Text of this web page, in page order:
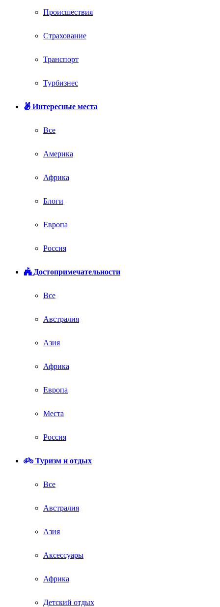
Происшествия
Страхование
Транспорт
Турбизнес
Интересные места
Все
Америка
Африка
Блоги
Европа
Россия
Достопримечательности
Все
Австралия
Азия
Африка
Европа
Места
Россия
Туризм и отдых
Все
Австралия
Азия
Аксессуары
Африка
Детский отдых